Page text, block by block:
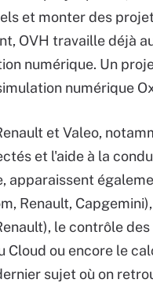
et monter des
OVH travaille déjà
numérique. Un
numérique
et Valeo,
et l'aide à la
apparaissent
Renault,
le contrôle
Cloud ou encore le
sujet où on